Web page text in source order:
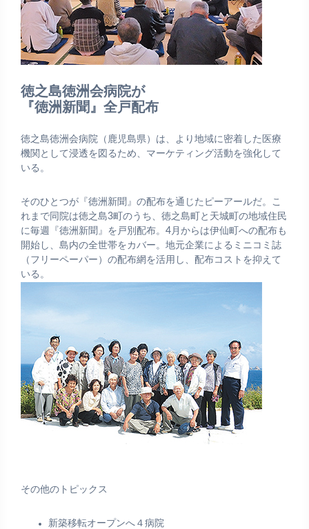
徳之島徳洲会病院が
『徳洲新聞』全戸配布
徳之島徳洲会病院（鹿児島県）は、より地域に密着した医療
機関として浸透を図るため、マーケティング活動を強化して
いる。
そのひとつが『徳洲新聞』の配布を通じたピーアールだ。こ
れまで同院は徳之島3町のうち、徳之島町と天城町の地域住民
に毎週『徳洲新聞』を戸別配布。4月からは伊仙町への配布も
開始し、島内の全世帯をカバー。地元企業によるミニコミ誌
（フリーペーパー）の配布網を活用し、配布コストを抑えて
いる。
その他のトピックス
新築移転オープンへ４病院